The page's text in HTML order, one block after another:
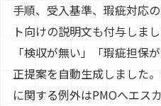
手順、受入基準、瑕疵対応
ト向けの説明文も付与しま
「検収が無い」「瑕疵担保
正提案を自動生成しました
に関する例外はPMOへエス